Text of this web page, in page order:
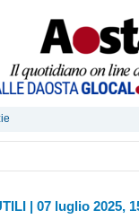
| 07 luglio 2025,